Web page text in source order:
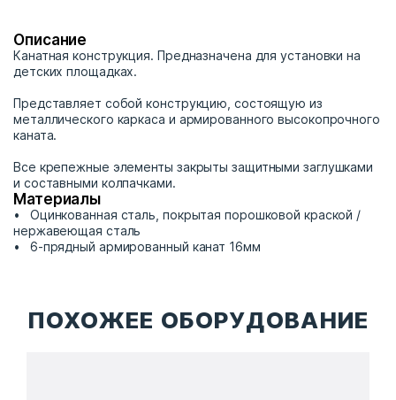
Описание
Канатная конструкция. Предназначена для установки на
детских площадках.
Представляет собой конструкцию, состоящую из
металлического каркаса и армированного высокопрочного
каната.
Все крепежные элементы закрыты защитными заглушками
и составными колпачками.
Материалы
Оцинкованная сталь, покрытая порошковой краской /
нержавеющая сталь
6-прядный армированный канат 16мм
ПОХОЖЕЕ ОБОРУДОВАНИЕ